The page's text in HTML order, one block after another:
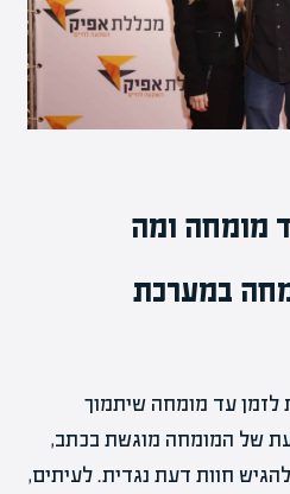
מומחה ומה
במערכת
לזמן עד מומחה שיתמוך
של המומחה מוגשת בכתב,
חוות דעת נגדית. לעיתים,